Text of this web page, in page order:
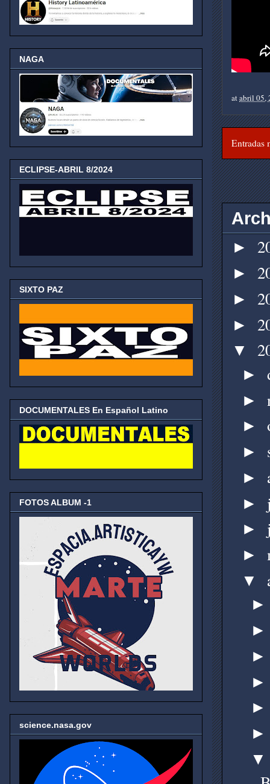
atabril 05,
Entradas
►
►
►
►
▼
►
►
►
►
►
►
►
►
▼
NAGA
ECLIPSE-ABRIL 8/2024
SIXTO PAZ
DOCUMENTALES En Español Latino
FOTOS ALBUM -1
science.nasa.gov